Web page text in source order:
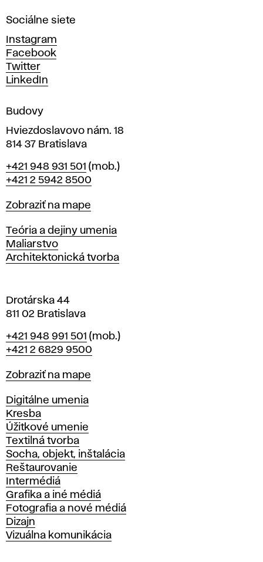
ý
c
h
u
m
e
í
v
r
a
i
l
a
v
Sociálne siete
Instagram
Facebook
Twitter
LinkedIn
Budovy
Hviezdoslavovo nám. 18
814 37 Bratislava
Telefón
+421 948 931 501 (mob.)
+421 2 5942 8500
Mapa
Zobraziť na mape
Katedry
Teória a dejiny umenia
Maliarstvo
Architektonická tvorba
Drotárska 44
811 02 Bratislava
Telefón
+421 948 991 501 (mob.)
+421 2 6829 9500
Mapa
Zobraziť na mape
Katedry
Digitálne umenia
Kresba
Úžitkové umenie
Textilná tvorba
Socha, objekt, inštalácia
Reštaurovanie
Intermédiá
Grafika a iné médiá
Fotografia a nové médiá
Dizajn
Vizuálna komunikácia